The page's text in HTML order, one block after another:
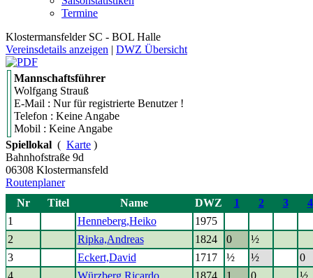
Termine
Klostermansfelder SC - BOL Halle
Vereinsdetails anzeigen | DWZ Übersicht
Mannschaftsführer
Wolfgang Strauß
E-Mail : Nur für registrierte Benutzer !
Telefon : Keine Angabe
Mobil : Keine Angabe
Spiellokal ( Karte )
Bahnhofstraße 9d
06308 Klostermansfeld
Routenplaner
Nr
Titel Name DWZ 1 2 3
4
1
Henneberg,Heiko
1975
2
Ripka,Andreas 1824 0
½
3
Eckert,David 1717 ½ ½
0
4
Würzberg,Ricardo 1874 1 0
½